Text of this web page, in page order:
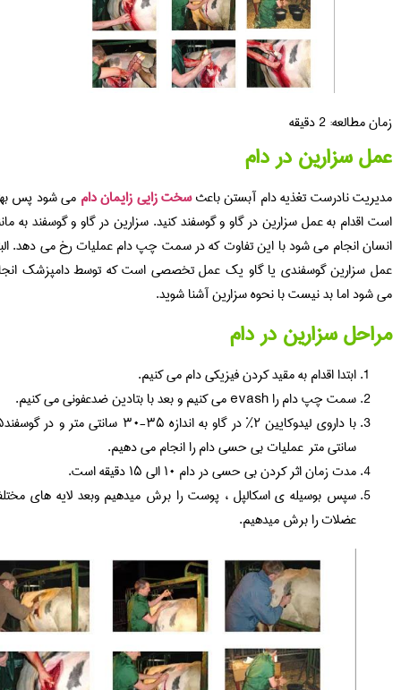
2دقیقه
در دام
نادرست تغذیه دام آبستن باعثسخت زایی زایمان داممی شود پس بهتر
به عمل سزارین در گاو و گوسفند کنید. سزارین در گاو و گوسفند به مانند
می شود با این تفاوت که در سمت چپ دام عملیات رخ می دهد. البته
گوسفندی یا گاو یک عمل تخصصی است که توسط دامپزشک انجام
بد نیست با نحوه سزارین آشنا شوید.
سزارین در دام
ابتدا اقدام به مقید کردن فیزیکی دام می کنیم.
سمت چپ دام را evash می کنیم و بعد با بتادین ضدعفونی می کنیم.
با داروی لیدوکایین ۲% در گاو به اندازه ۳۵-۳۰ سانتی متر و در گوسفند۱۵
سانتی متر عملیات بی حسی دام را انجام می دهیم.
مدت زمان اثر کردن بی حسی در دام ۱۰ الی ۱۵ دقیقه است.
سپس بوسیله ی اسکالپل ، پوست را برش میدهیم وبعد لایه های مختلف
عضلات را برش میدهیم.